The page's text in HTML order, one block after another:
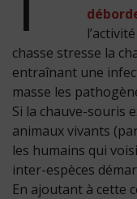
chasse stresse la
entraînant une
masse les
Si la chauve-souris
animaux vivants
les humains qui
inter-espèces
En ajoutant à cette